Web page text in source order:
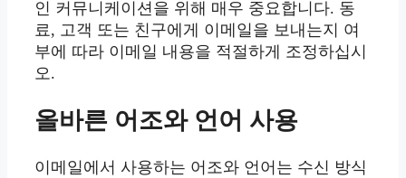
인 커뮤니케이션을 위해 매우 중요합니다. 동
료, 고객 또는 친구에게 이메일을 보내는지 여
부에 따라 이메일 내용을 적절하게 조정하십시
오.
올바른 어조와 언어 사용
이메일에서 사용하는 어조와 언어는 수신 방식